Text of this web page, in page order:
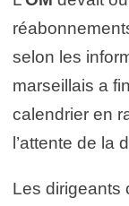
selon les
marseillais a
calendrier en
l’attente de la
Les dirigeants